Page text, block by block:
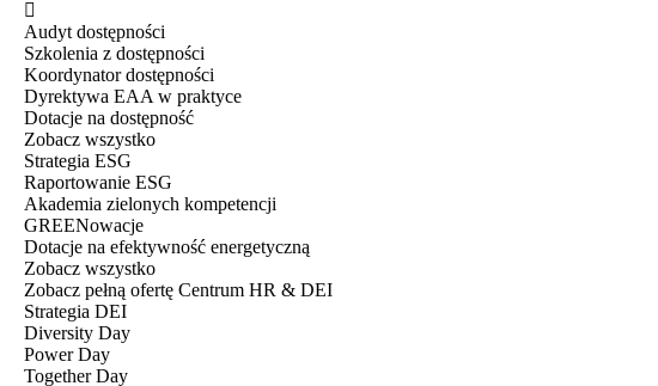
Audyt dostępności
Szkolenia z dostępności
Koordynator dostępności
Dyrektywa EAA w praktyce
Dotacje na dostępność
Zobacz wszystko
Strategia ESG
Raportowanie ESG
Akademia zielonych kompetencji
GREENowacje
Dotacje na efektywność energetyczną
Zobacz wszystko
Zobacz pełną ofertę Centrum HR & DEI
Strategia DEI
Diversity Day
Power Day
Together Day